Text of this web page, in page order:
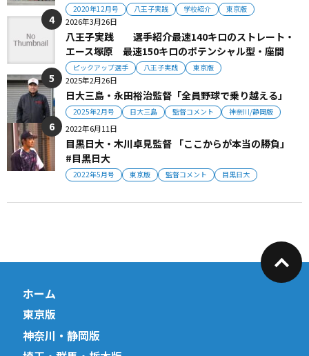
2020年12月号 八王子実践 学校紹介 東京版
2026年3月26日
八王子実践 選手紹介最速140キロのストレート・
エース塚原 最速150キロのポテンシャル型・座間
ピックアップ選手 八王子実践 東京版
2025年2月26日
日大三島・永田裕治監督「全員野球で乗り越える」
2025年2月号 日大三島 監督コメント 神奈川/静岡版
2022年6月11日
目黒日大・木川卓見監督 「ここからが本当の勝負」
#目黒日大
2022年5月号 東京版 監督コメント 目黒日大
ホーム
東京版
神奈川・静岡版